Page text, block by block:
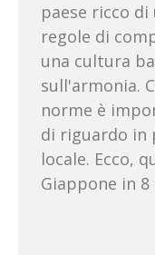
paese ricco di
regole di
una cultura
sull'armonia.
norme è
di riguardo in
locale. Ecco,
Giappone in 8